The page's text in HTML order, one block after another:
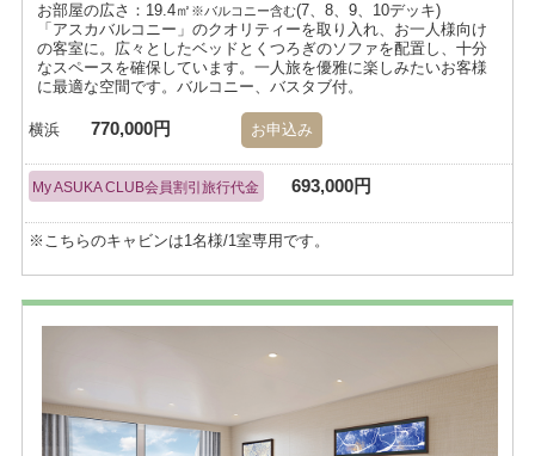
お部屋の広さ：19.4㎡ ※バルコニー含む(7、8、9、10デッキ)
「アスカバルコニー」のクオリティーを取り入れ、お一人様向け
の客室に。広々としたベッドとくつろぎのソファを配置し、十分
なスペースを確保しています。一人旅を優雅に楽しみたいお客様
に最適な空間です。バルコニー、バスタブ付。
横浜 770,000円 お申込み
My ASUKA CLUB会員割引旅行代金 693,000円
※こちらのキャビンは1名様/1室専用です。